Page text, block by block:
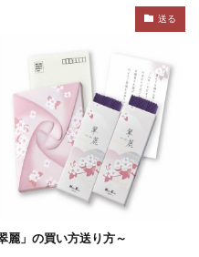
送る
麗」の買い方送り方～